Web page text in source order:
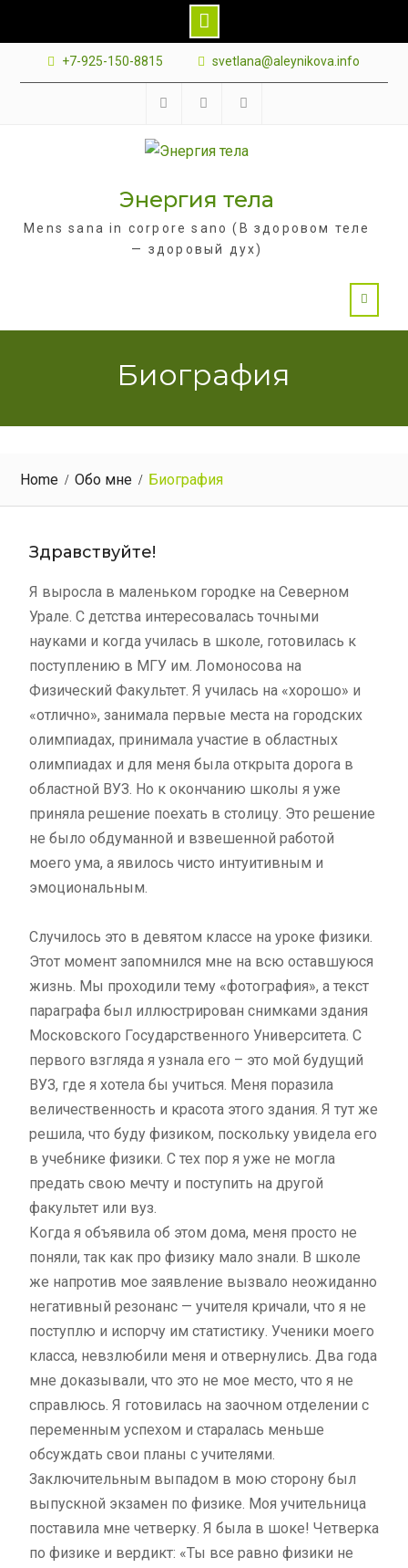
+7-925-150-8815 svetlana@aleynikova.info
—
психологов
Энергия тела
Mens sana in corpore sano (В здоровом теле
— здоровый дух)
Биография
Home Обо мне Биография
Здравствуйте!
Я выросла в маленьком городке на Северном
Урале. С детства интересовалась точными
науками и когда училась в школе, готовилась к
поступлению в МГУ им. Ломоносова на
Физический Факультет. Я училась на «хорошо» и
«отлично», занимала первые места на городских
олимпиадах, принимала участие в областных
олимпиадах и для меня была открыта дорога в
областной ВУЗ. Но к окончанию школы я уже
приняла решение поехать в столицу. Это решение
не было обдуманной и взвешенной работой
моего ума, а явилось чисто интуитивным и
эмоциональным.
Случилось это в девятом классе на уроке физики.
Этот момент запомнился мне на всю оставшуюся
жизнь. Мы проходили тему «фотография», а текст
параграфа был иллюстрирован снимками здания
Московского Государственного Университета. С
первого взгляда я узнала его – это мой будущий
ВУЗ, где я хотела бы учиться. Меня поразила
величественность и красота этого здания. Я тут же
решила, что буду физиком, поскольку увидела его
в учебнике физики. С тех пор я уже не могла
предать свою мечту и поступить на другой
факультет или вуз.
Когда я объявила об этом дома, меня просто не
поняли, так как про физику мало знали. В школе
же напротив мое заявление вызвало неожиданно
негативный резонанс — учителя кричали, что я не
поступлю и испорчу им статистику. Ученики моего
класса, невзлюбили меня и отвернулись. Два года
мне доказывали, что это не мое место, что я не
справлюсь. Я готовилась на заочном отделении с
переменным успехом и старалась меньше
обсуждать свои планы с учителями.
Заключительным выпадом в мою сторону был
выпускной экзамен по физике. Моя учительница
поставила мне четверку. Я была в шоке! Четверка
по физике и вердикт: «Ты все равно физики не